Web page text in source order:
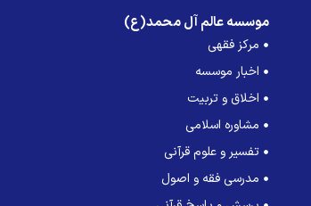
موسسه عالم آل محمد(ع)
مرکز فقهی
اخبار موسسه
اخلاق و تربیت
مشاوره اسلامی
تفسیر و علوم قرآنی
مدرسی فقه و اصول